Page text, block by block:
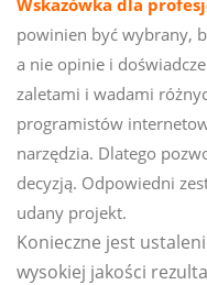
powinien być wybrany,
a nie opinie i
zaletami i wadami
programistów
narzędzia. Dlatego
decyzją. Odpowiedni
udany projekt.
Konieczne jest
wysokiej jakości